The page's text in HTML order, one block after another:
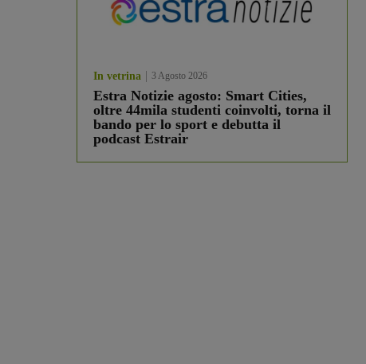
In vetrina 3 Agosto 2026
Estra Notizie agosto: Smart Cities,
oltre 44mila studenti coinvolti, torna il
bando per lo sport e debutta il
podcast Estrair